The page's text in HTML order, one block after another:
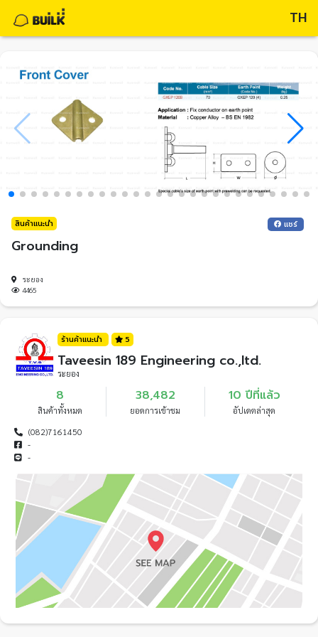
TH
สินค้าแนะนำ แชร์
Grounding
ระยอง
4465
ร้านค้าแนะนำ 5
Taveesin 189 Engineering co.,ltd.
ระยอง
8
สินค้าทั้งหมด
38,482
ยอดการเข้าชม
10 ปีที่แล้ว
อัปเดตล่าสุด
(082)7161450
-
-